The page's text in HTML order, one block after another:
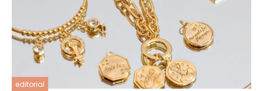
editorial